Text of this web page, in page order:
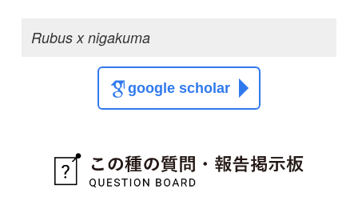
この種に関する
スレッド
この種の写真を募集中です！お寄せください！
投稿する